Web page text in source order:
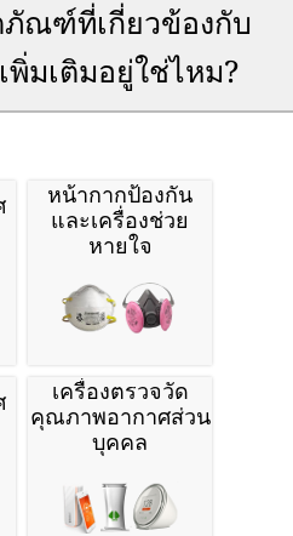
ภัณฑ์ที่เกี่ยวข้องกับ
มเติมอยู่ใช่ไหม?
หน้ากากป้องกัน
และเครื่องช่วย
หายใจ
เครื่องตรวจวัด
คุณภาพอากาศส่วน
บุคคล